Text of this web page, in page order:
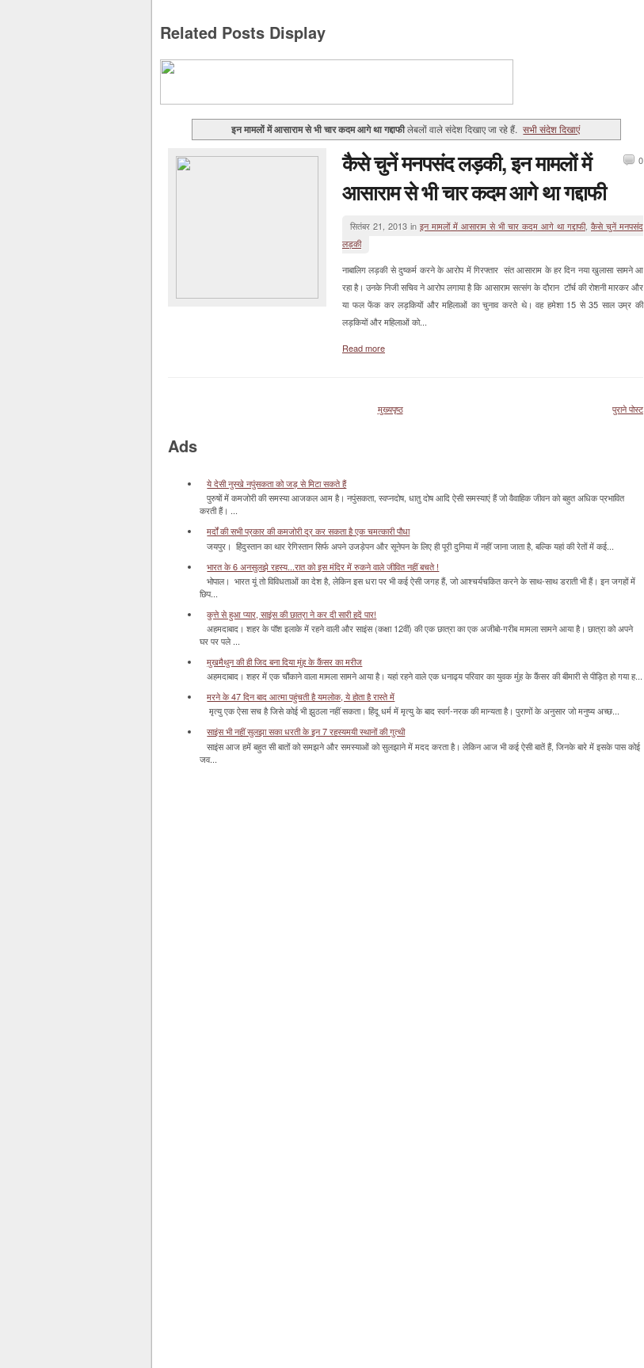
Related Posts Display
इन मामलों में आसाराम से भी चार कदम आगे था गद्दाफीलेबलों वाले संदेश दिखाए जा रहे हैं. सभी संदेश दिखाएं
कैसे चुनें मनपसंद लड़की, इन मामलों में
आसाराम से भी चार कदम आगे था गद्दाफी
0
सितंबर 21, 2013 in इन मामलों में आसाराम से भी चार कदम आगे था गद्दाफी, कैसे चुनें मनपसंद
लड़की
नाबालिग लड़की से दुष्कर्म करने के आरोप में गिरफ्तार संत आसाराम के हर दिन नया खुलासा सामने आ
रहा है। उनके निजी सचिव ने आरोप लगाया है कि आसाराम सत्संग के दौरान टॉर्च की रोशनी मारकर और
या फल फेंक कर लड़कियों और महिलाओं का चुनाव करते थे। वह हमेशा 15 से 35 साल उम्र की
लड़कियों और महिलाओं को...
Read more
पुराने पोस्ट
मुख्यपृष्ठ
Ads
ये देसी नुस्खे नपुंसकता को जड़ से मिटा सकते हैं
पुरुषों में कमजोरी की समस्या आजकल आम है। नपुंसकता, स्वप्नदोष, धातु दोष आदि ऐसी समस्याएं हैं जो वैवाहिक जीवन को बहुत अधिक प्रभावित
करती हैं। ...
मर्दों की सभी प्रकार की कमजोरी दूर कर सकता है एक चमत्‍कारी पौधा
जयपुर। हिंदुस्‍तान का थार रेगिस्‍तान सिर्फ अपने उजड़ेपन और सूनेपन के लिए ही पूरी दुनिया में नहीं जाना जाता है, बल्कि यहां की रेतों में कई...
भारत के 6 अनसुलझे रहस्य...रात को इस मंदिर में रुकने वाले जीवित नहीं बचते !
भोपाल। भारत यूं तो विविधताओं का देश है, लेकिन इस धरा पर भी कई ऐसी जगह हैं, जो आश्चर्यचकित करने के साथ-साथ डराती भी हैं। इन जगहों में
छिप...
कुत्ते से हुआ प्यार, साइंस की छात्रा ने कर दी सारी हदें पार!
अहमदाबाद। शहर के पॉश इलाके में रहने वाली और साइंस (कक्षा 12वीं) की एक छात्रा का एक अजीबो-गरीब मामला सामने आया है। छात्रा को अपने
घर पर पले ...
मुखमैथुन की ही जिद बना दिया मुंह के कैंसर का मरीज
अहमदाबाद। शहर में एक चौंकाने वाला मामला सामने आया है। यहां रहने वाले एक धनाढ्य परिवार का युवक मुंंह के कैंसर की बीमारी से पीड़ित हो गया ह...
मरने के 47 दिन बाद आत्मा पहुंचती है यमलोक, ये होता है रास्ते में
मृत्यु एक ऐसा सच है जिसे कोई भी झुठला नहीं सकता। हिंदू धर्म में मृत्यु के बाद स्वर्ग-नरक की मान्यता है। पुराणों के अनुसार जो मनुष्य अच्छ...
साइंस भी नहीं सुलझा सका धरती के इन 7 रहस्यमयी स्थानों की गुत्थी
साइंस आज हमें बहुत सी बातों को समझने और समस्याओं को सुलझाने में मदद करता है। लेकिन आज भी कई ऐसी बातें हैं, जिनके बारे में इसके पास कोई
जव...